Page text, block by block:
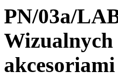
PN/03a/
Wizualnych
akcesoriami